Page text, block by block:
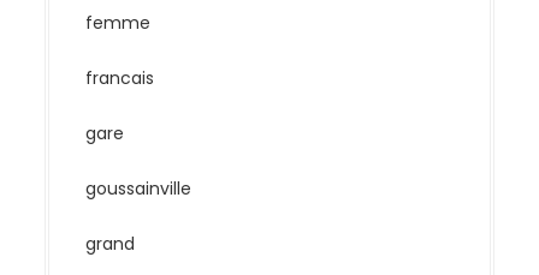
femme
francais
gare
goussainville
grand